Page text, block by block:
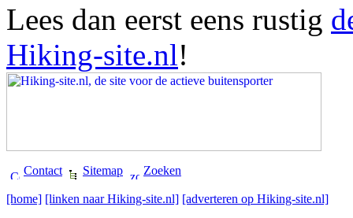
Lees dan eerst eens rustig
Hiking-site.nl!
Contact Sitemap Zoeken
[home] [linken naar Hiking-site.nl] [adverteren op Hiking-site.nl]